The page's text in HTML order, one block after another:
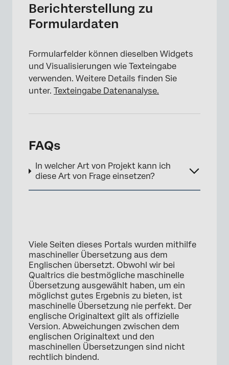
×
Berichterstellung zu
Formulardaten
Formularfelder können dieselben Widgets
und Visualisierungen wie Texteingabe
verwenden. Weitere Details finden Sie
unter. Texteingabe Datenanalyse.
FAQs
In welcher Art von Projekt kann ich
diese Art von Frage einsetzen?
Viele Seiten dieses Portals wurden mithilfe
maschineller Übersetzung aus dem
Englischen übersetzt. Obwohl wir bei
Qualtrics die bestmögliche maschinelle
Übersetzung ausgewählt haben, um ein
möglichst gutes Ergebnis zu bieten, ist
maschinelle Übersetzung nie perfekt. Der
englische Originaltext gilt als offizielle
Version. Abweichungen zwischen dem
englischen Originaltext und den
maschinellen Übersetzungen sind nicht
rechtlich bindend.